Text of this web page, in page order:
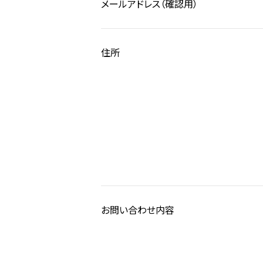
メールアドレス（確認用）
住所
お問い合わせ内容